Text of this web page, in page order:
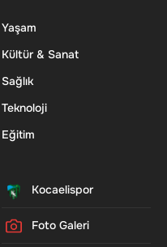
Yaşam
Kültür & Sanat
Sağlık
Teknoloji
Eğitim
Kocaelispor
Foto Galeri